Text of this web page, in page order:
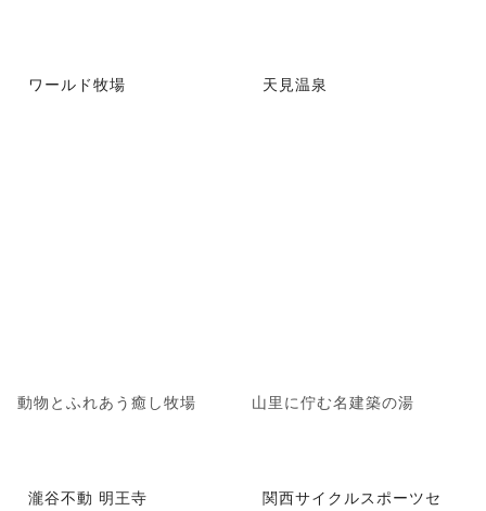
ワールド牧場
動物とふれあう癒し牧場
天見温泉
山里に佇む名建築の湯
瀧谷不動 明王寺
関西サイクルスポーツセ